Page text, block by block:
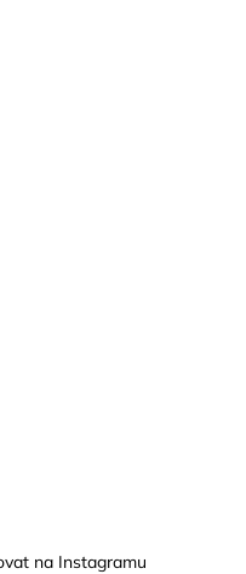
na Instagramu